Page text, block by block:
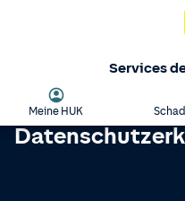
Services
Meine HUK